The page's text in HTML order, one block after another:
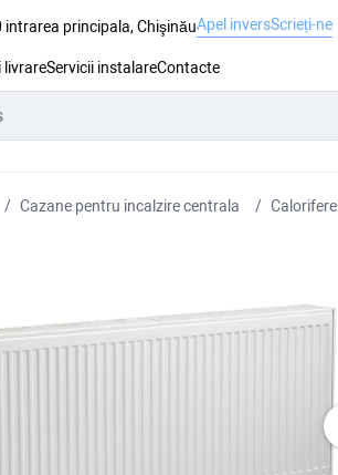
principala, ChişinăuApel inversScrieți-ne
livrareServicii instalareContacte
Cazane pentru incalzire centrala Сalorifere